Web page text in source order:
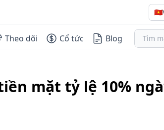
🇻🇳
Theo dõi Cổ tức Blog
mặt tỷ lệ 10%